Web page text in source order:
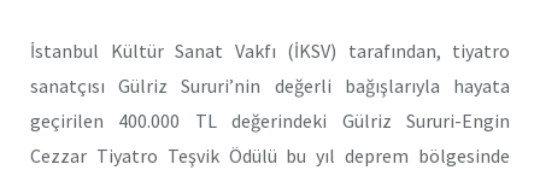
İstanbul Kültür Sanat Vakfı (İKSV) tarafından, tiyatro
sanatçısı Gülriz Sururi’nin değerli bağışlarıyla hayata
geçirilen 400.000 TL değerindeki Gülriz Sururi-Engin
Cezzar Tiyatro Teşvik Ödülü bu yıl deprem bölgesinde